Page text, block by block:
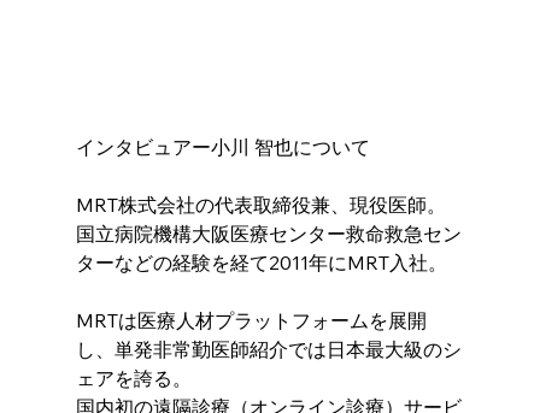
インタビュアー小川 智也について
MRT株式会社の代表取締役兼、現役医師。
国立病院機構大阪医療センター救命救急セン
ターなどの経験を経て2011年にMRT入社。
MRTは医療人材プラットフォームを展開
し、単発非常勤医師紹介では日本最大級のシ
ェアを誇る。
国内初の遠隔診療（オンライン診療）サービ